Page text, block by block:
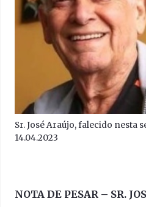
Sr. José Araújo, falecido nesta
14.04.2023
NOTA DE PESAR – SR.